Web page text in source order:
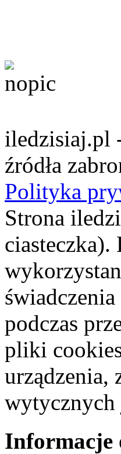
iledzisiaj.pl
źródła
Polityka
Strona
ciasteczka).
podczas
pliki
urządzenia,
wytycznych
Informacje